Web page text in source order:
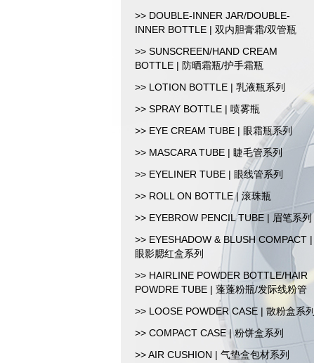
>> DOUBLE-INNER JAR/DOUBLE-
INNER BOTTLE | 双内胆膏霜/双管瓶
>> SUNSCREEN/HAND CREAM
BOTTLE | 防晒霜瓶/护手霜瓶
>> LOTION BOTTLE | 乳液瓶系列
>> SPRAY BOTTLE | 喷雾瓶
>> EYE CREAM TUBE | 眼霜瓶系列
>> MASCARA TUBE | 睫毛管系列
>> EYELINER TUBE | 眼线管系列
>> ROLL ON BOTTLE | 滚珠瓶
>> EYEBROW PENCIL TUBE | 眉笔系列
>> EYESHADOW & BLUSH COMPACT |
眼影腮红盒系列
>> HAIRLINE POWDER BOTTLE/HAIR
POWDRE TUBE | 蓬蓬粉瓶/发际线粉管
>> LOOSE POWDER CASE | 散粉盒系列
>> COMPACT CASE | 粉饼盒系列
>> AIR CUSHION | 气垫盒包材系列